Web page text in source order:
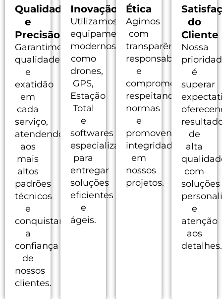
Qualidade
e
Precisão
Garantimos
qualidade
e
exatidão
em
cada
serviço,
atendendo
aos
mais
altos
padrões
técnicos
e
conquistando
a
confiança
de
nossos
clientes.
Inovação
Utilizamos
equipamentos
modernos,
como
drones,
GPS,
Estação
Total
e
softwares
especializados,
para
entregar
soluções
eficientes
e
ágeis.
Ética
Agimos
com
transparência,
responsabilidade
e
comprometimento,
respeitando
normas
e
promovendo
integridade
em
nossos
projetos.
do
Cliente
Nossa
é
superar
de
alta
com
soluções
e
atenção
aos
detalhes.